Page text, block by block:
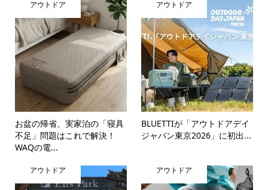
アウトドア
お盆の帰省、実家泊の「寝具
不足」問題はこれで解決！
WAQの電...
アウトドア
BLUETTIが「アウトドアデイ
ジャパン東京2026」に初出...
アウトドア アウトドア